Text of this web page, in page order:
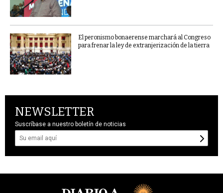
El peronismo bonaerense marchará al Congreso
para frenar la ley de extranjerización de la tierra
NEWSLETTER
Suscríbase a nuestro boletín de noticias